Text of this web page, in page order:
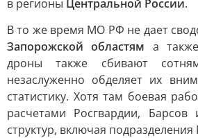
в регионы Центральной России.
В то же время МО РФ не дает
Запорожской областям а
дроны также сбивают
незаслуженно обделяет их
статистику. Хотя там боевая
расчетами Росгвардии,
структур, включая